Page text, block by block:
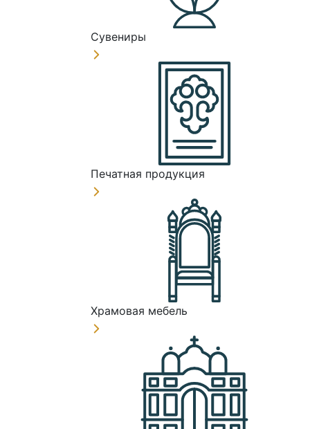
Сувениры
Печатная продукция
Храмовая мебель